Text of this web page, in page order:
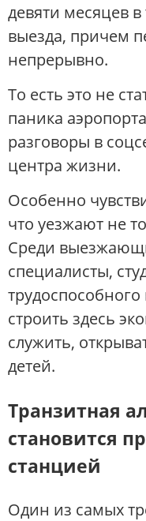
девяти месяцев
выезда, причем
непрерывно.
То есть это не
паника
разговоры в
центра жизни.
Особенно
что уезжают не
Среди
специалисты,
трудоспособного
строить здесь
служить,
детей.
Транзитная
становится
станцией
Один из самых